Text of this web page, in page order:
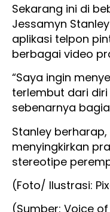
Sekarang ini di
Jessamyn
aplikasi telpon
berbagai video
“Saya ingin
terlembut dari
sebenarnya
Stanley
menyingkirkan
stereotipe
(Foto/ Ilustrasi:
(Sumber: Voice